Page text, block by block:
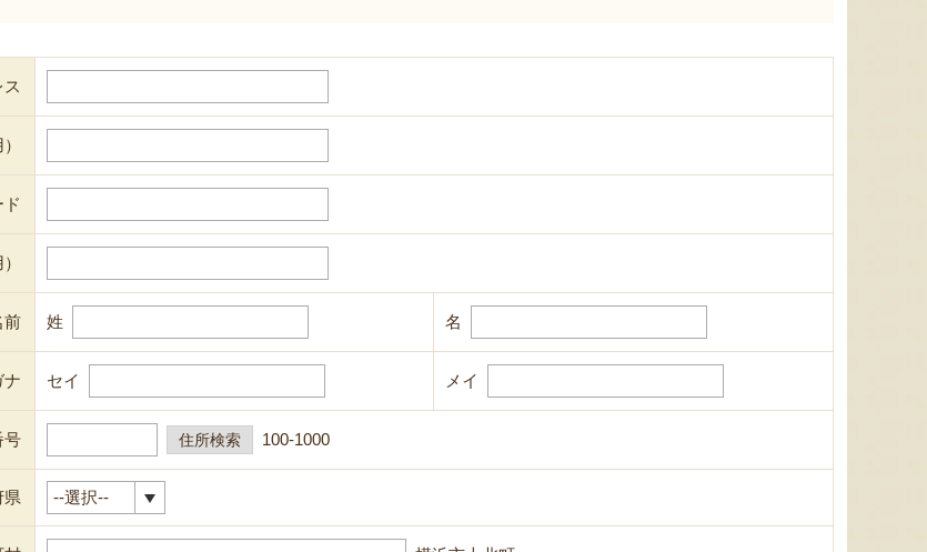
ス
前 姓 名
ナ セイ メイ
号 100-1000
県